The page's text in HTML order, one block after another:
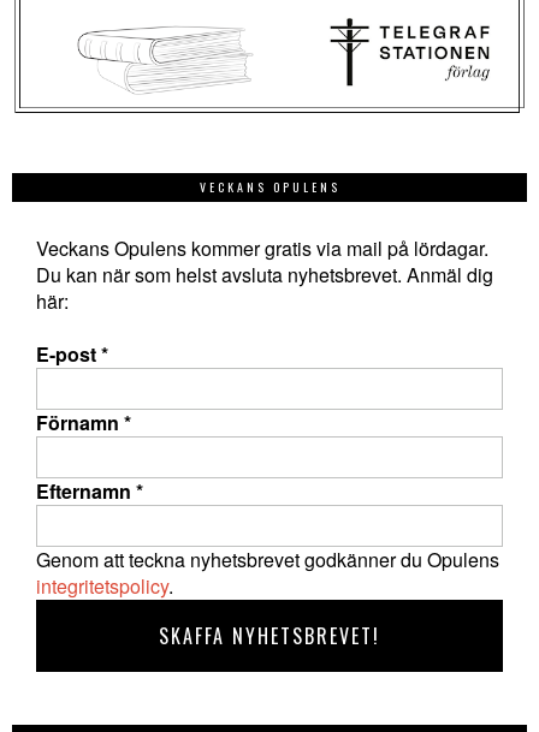
VECKANS OPULENS
Veckans Opulens kommer gratis via mail på lördagar.
Du kan när som helst avsluta nyhetsbrevet. Anmäl dig
här:
E-post*
Förnamn *
Efternamn *
Genom att teckna nyhetsbrevet godkänner du Opulens
integritetspolicy.